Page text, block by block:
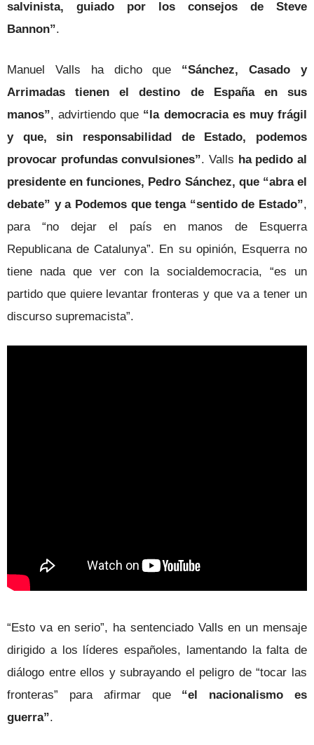
salvinista, guiado por los consejos de Steve
Bannon”.
Manuel Valls ha dicho que “Sánchez, Casado y
Arrimadas tienen el destino de España en sus
manos”, advirtiendo que “la democracia es muy frágil
y que, sin responsabilidad de Estado, podemos
provocar profundas convulsiones”. Valls ha pedido al
presidente en funciones, Pedro Sánchez, que “abra el
debate” y a Podemos que tenga “sentido de Estado”,
para “no dejar el país en manos de Esquerra
Republicana de Catalunya”. En su opinión, Esquerra no
tiene nada que ver con la socialdemocracia, “es un
partido que quiere levantar fronteras y que va a tener un
discurso supremacista”.
“Esto va en serio”, ha sentenciado Valls en un mensaje
dirigido a los líderes españoles, lamentando la falta de
diálogo entre ellos y subrayando el peligro de “tocar las
fronteras” para afirmar que “el nacionalismo es
guerra”.